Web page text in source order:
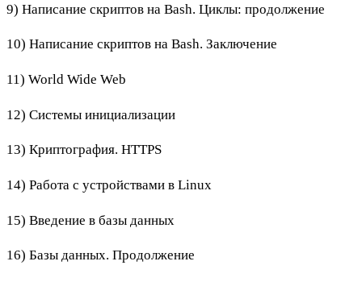
9) Написание скриптов на Bash. Циклы: продолжение
10) Написание скриптов на Bash. Заключение
11) World Wide Web
12) Системы инициализации
13) Криптография. HTTPS
14) Работа с устройствами в Linux
15) Введение в базы данных
16) Базы данных. Продолжение